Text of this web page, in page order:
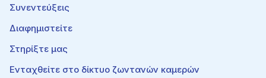
Συνεντεύξεις
Διαφημιστείτε
Στηρίξτε μας
Ενταχθείτε στο δίκτυο ζωντανών καμερών